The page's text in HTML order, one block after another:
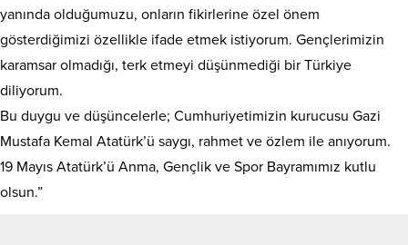
yanında olduğumuzu, onların fikirlerine özel önem
gösterdiğimizi özellikle ifade etmek istiyorum. Gençlerimizin
karamsar olmadığı, terk etmeyi düşünmediği bir Türkiye
diliyorum.
Bu duygu ve düşüncelerle; Cumhuriyetimizin kurucusu Gazi
Mustafa Kemal Atatürk’ü saygı, rahmet ve özlem ile anıyorum.
19 Mayıs Atatürk’ü Anma, Gençlik ve Spor Bayramımız kutlu
olsun.”